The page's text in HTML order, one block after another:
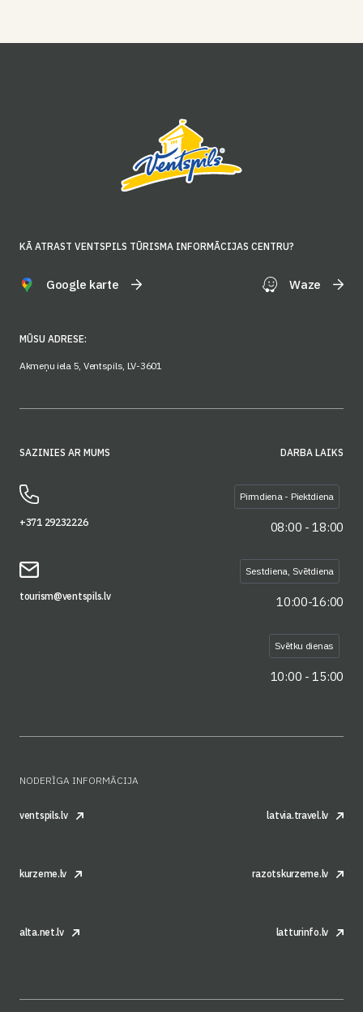
KĀ ATRAST VENTSPILS TŪRISMA INFORMĀCIJAS CENTRU?
Google karte Waze
MŪSU ADRESE:
Akmeņu iela 5, Ventspils, LV-3601
SAZINIES AR MUMS
+371 29232226
tourism@ventspils.lv
DARBA LAIKS
Pirmdiena - Piektdiena
08:00 - 18:00
Sestdiena, Svētdiena
10:00-16:00
Svētku dienas
10:00 - 15:00
NODERĪGA INFORMĀCIJA
ventspils.lv latvia.travel.lv
kurzeme.lv razotskurzeme.lv
alta.net.lv latturinfo.lv